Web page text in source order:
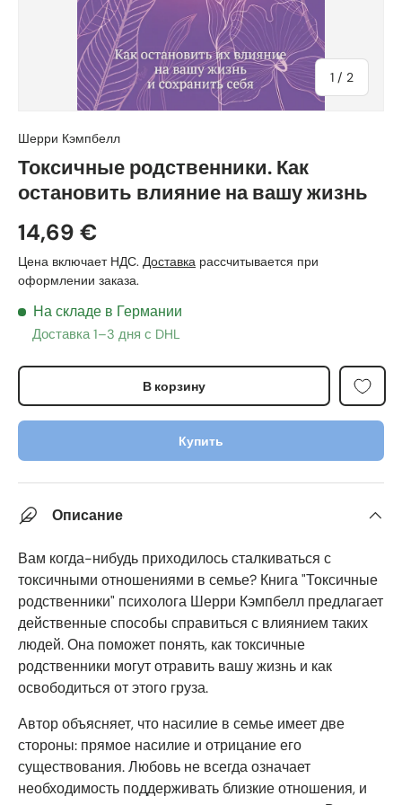
1 / из
2
Шерри Кэмпбелл
Токсичные родственники. Как
остановить влияние на вашу жизнь
14,69 €
Цена включает НДС. Доставка рассчитывается при
оформлении заказа.
На складе в Германии
Доставка 1–3 дня с DHL
В корзину
Купить
Описание
Вам когда-нибудь приходилось сталкиваться с
токсичными отношениями в семье? Книга "Токсичные
родственники" психолога Шерри Кэмпбелл предлагает
действенные способы справиться с влиянием таких
людей. Она поможет понять, как токсичные
родственники могут отравить вашу жизнь и как
освободиться от этого груза.
Автор объясняет, что насилие в семье имеет две
стороны: прямое насилие и отрицание его
существования. Любовь не всегда означает
необходимость поддерживать близкие отношения, и